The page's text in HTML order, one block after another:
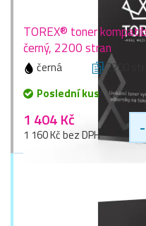
TOREX® toner
černý, 2200 stran
černá 2200
Poslední kus
1 404 Kč
1 160 Kč bez DPH -